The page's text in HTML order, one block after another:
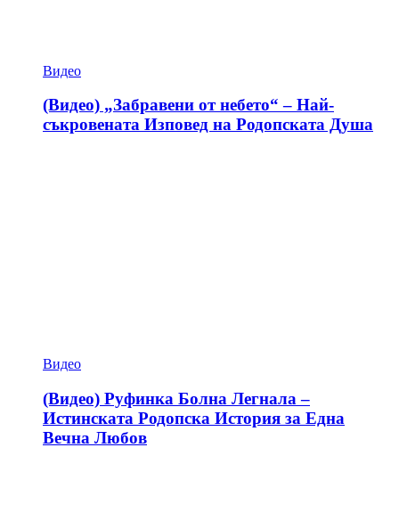
Видео
(Видео) „Забравени от небето“ – Най-
съкровената Изповед на Родопската Душа
Видео
(Видео) Руфинка Болна Легнала –
Истинската Родопска История за Една
Вечна Любов